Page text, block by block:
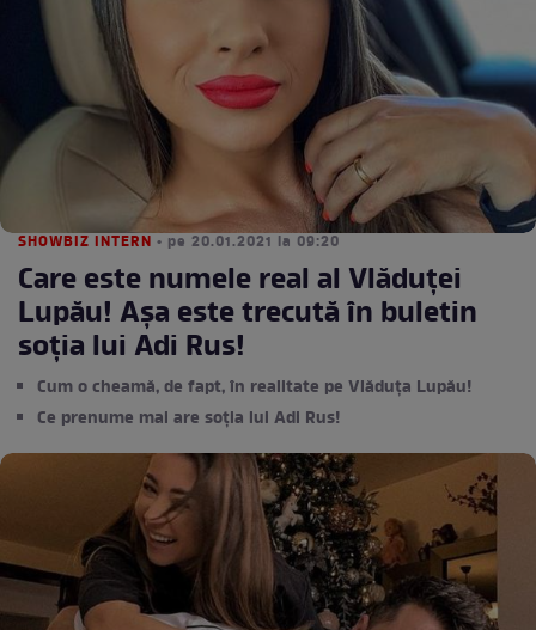
SHOWBIZ INTERN • pe 20.01.2021 la 09:20
Care este numele real al Vlăduței
Lupău! Așa este trecută în buletin
soția lui Adi Rus!
Cum o cheamă, de fapt, în realitate pe Vlăduța Lupău!
Ce prenume mai are soția lui Adi Rus!